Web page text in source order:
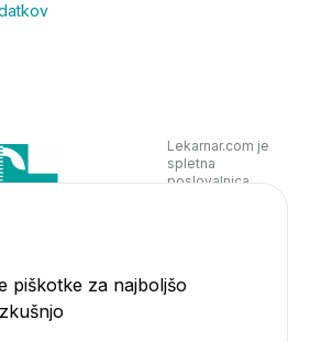
Lekarnar.com je
spletna
poslovalnica
piškotke za najboljšo